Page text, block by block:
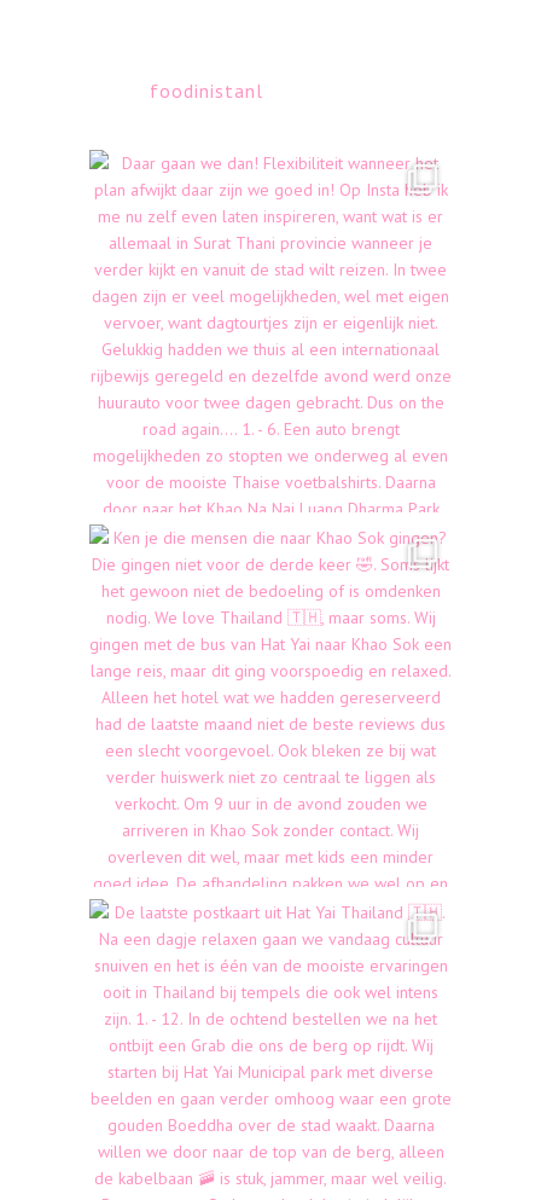
foodinistanl